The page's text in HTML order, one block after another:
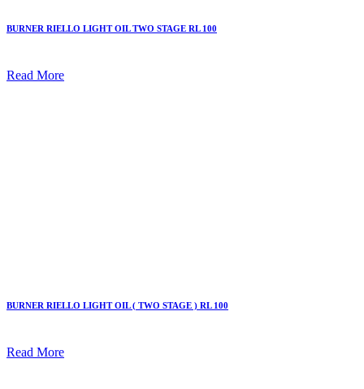
BURNER RIELLO LIGHT OIL TWO STAGE RL 100
Read More
BURNER RIELLO LIGHT OIL ( TWO STAGE ) RL 100
Read More